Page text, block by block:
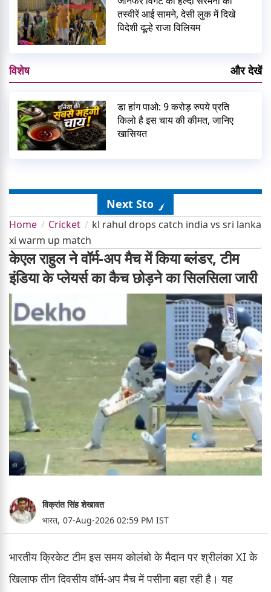
तस्वीरें आई सामने, देसी लुक में दिखे
विदेशी दूल्हे राजा विलियम
विशेष और देखें
डा हांग पाओ: 9 करोड़ रुपये प्रति
किलो है इस चाय की कीमत, जानिए
खासियत
Next Story
Home Cricket
kl rahul drops catch india vs sri lanka
xi warm up match
केएल राहुल ने वॉर्म-अप मैच में किया ब्लंडर, टीम
इंडिया के प्लेयर्स का कैच छोड़ने का सिलसिला जारी
विक्रांत सिंह शेखावत
भारत, 07-Aug-2026 02:59 PM IST
भारतीय क्रिकेट टीम इस समय कोलंबो के मैदान पर श्रीलंका XI के
खिलाफ तीन दिवसीय वॉर्म-अप मैच में पसीना बहा रही है। यह